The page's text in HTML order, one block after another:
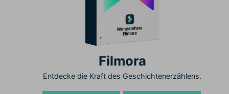
Filmora
Entdecke die Kraft des Geschichtenerzählens.